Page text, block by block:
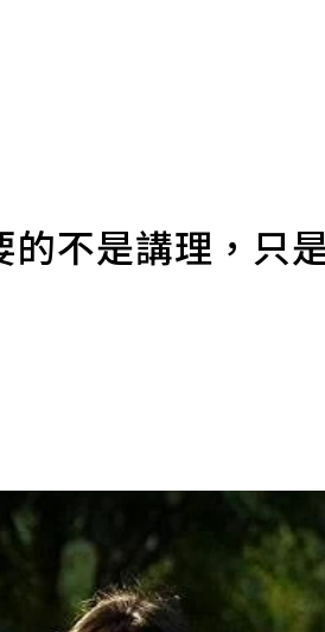
的不是講理，只